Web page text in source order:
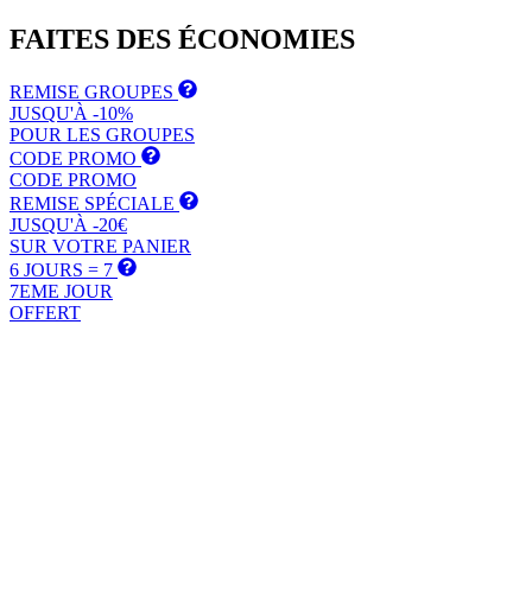
FAITES DES ÉCONOMIES
REMISE GROUPES
JUSQU'À -10%
POUR LES GROUPES
CODE PROMO
CODE PROMO
REMISE SPÉCIALE
JUSQU'À -20€
SUR VOTRE PANIER
6 JOURS = 7
7EME JOUR
OFFERT